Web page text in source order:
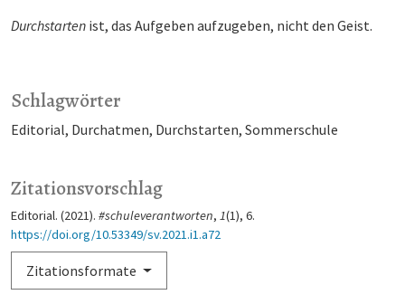
Schlagwörter
Editorial Durchatmen Durchstarten Sommerschule
Zitationsvorschlag
Editorial. (2021). #schuleverantworten, 1(1), 6.
https://doi.org/10.53349/sv.2021.i1.a72
Zitationsformate
Durchstarten ist, das Aufgeben aufzugeben, nicht den Geist.